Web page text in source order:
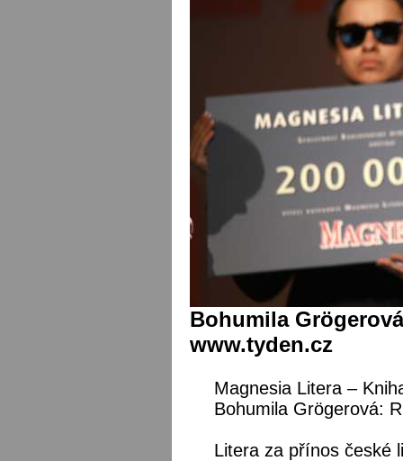
Bohumila
www.tyden.cz
Magnesia Litera –
Bohumila Grögerová:
Litera za přínos české